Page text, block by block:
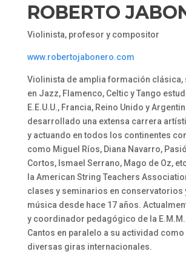
ROBERTO
Violinista, profesor y compositor
www.robertojabonero.com
Violinista de amplia formación clásica,
en Jazz, Flamenco, Celtic y Tango
E.E.U.U., Francia, Reino Unido y
desarrollado una extensa carrera
y actuando en todos los continentes
como Miguel Ríos, Diana Navarro,
Cortos, Ismael Serrano, Mago de Oz,
la American String Teachers
clases y seminarios en conservatorios
música desde hace 17 años.
y coordinador pedagógico de la
Cantos en paralelo a su actividad
diversas giras internacionales.